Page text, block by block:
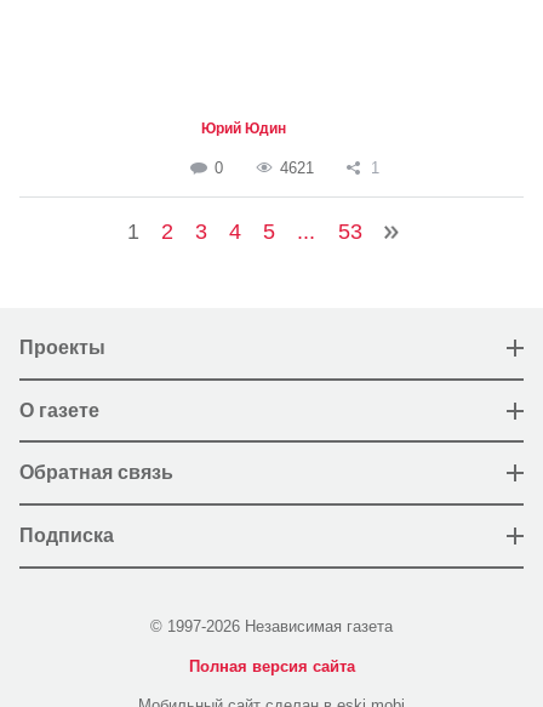
Юрий Юдин
0 4621 1
1 2 3 4 5 ... 53
Проекты
О газете
Обратная связь
Подписка
© 1997-2026 Независимая газета
Полная версия сайта